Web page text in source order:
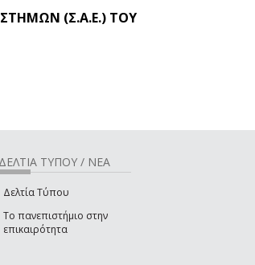
(Σ.Α.Ε.) ΤΟΥ
ΔΕΛΤΙΑ ΤΥΠΟΥ / ΝΕΑ
Δελτία Τύπου
Το πανεπιστήμιο στην
επικαιρότητα